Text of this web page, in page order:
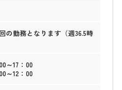
の勤務となります（週36.5時
～17：00
～12：00